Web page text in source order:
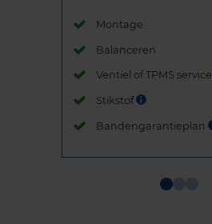
Montage
Balanceren
Ventiel of TPMS service
Stikstof
Bandengarantieplan